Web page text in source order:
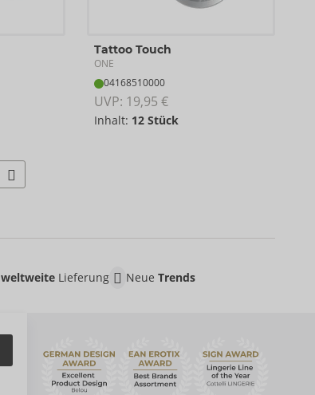
Tattoo Touch
ONE
04168510000
UVP: 19,95 €
Inhalt: 12 Stück
weltweiteLieferung Neue Trends